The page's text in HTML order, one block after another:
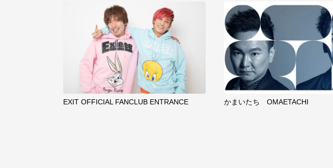
EXIT OFFICIAL FANCLUB ENTRANCE
かまいたち OMAETACHI